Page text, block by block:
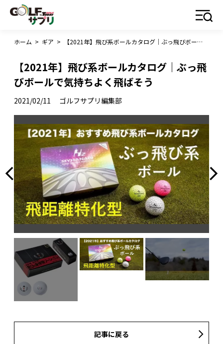
ホーム > ギア > 【2021年】飛び系ボールカタログ｜ぶっ飛びボールで気持ちよく飛ばそう
【2021年】飛び系ボールカタログ｜ぶっ飛
びボールで気持ちよく飛ばそう
2021/02/11 ゴルフサプリ編集部
記事に戻る